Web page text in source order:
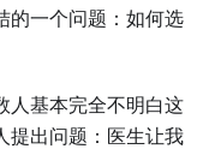
的一个问题：如何选
人基本完全不明白这
提出问题：医生让我